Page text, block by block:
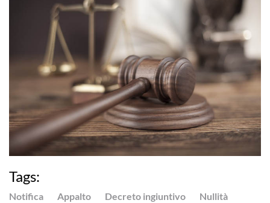
Tags:
Notifica Appalto Decreto ingiuntivo
Nullità